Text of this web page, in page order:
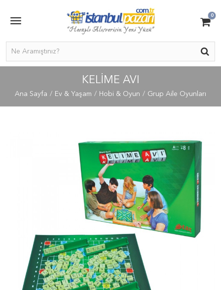
0
KELIME AVI
Ana Sayfa Ev & Yaşam Hobi & Oyun Grup Aile Oyunları